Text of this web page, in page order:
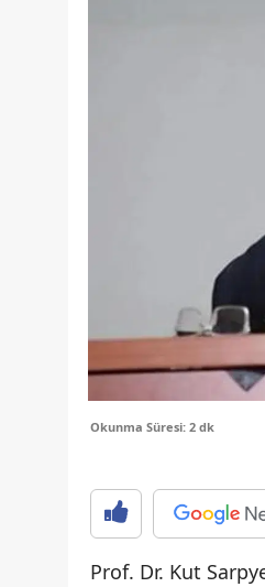
Okunma Süresi: 2 dk
Prof. Dr. Kut